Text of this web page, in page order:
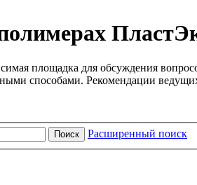
площадка для обсуждения
способами. Рекомендации
Поиск Расширенный поиск